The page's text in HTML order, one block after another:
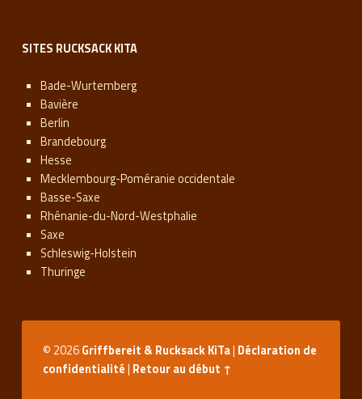
SITES RUCKSACK KITA
Bade-Wurtemberg
Bavière
Berlin
Brandebourg
Hesse
Mecklembourg-Poméranie occidentale
Basse-Saxe
Rhénanie-du-Nord-Westphalie
Saxe
Schleswig-Holstein
Thuringe
© 2026Griffbereit & Rucksack KiTa| Déclaration de
confidentialité| Retour au début ↑